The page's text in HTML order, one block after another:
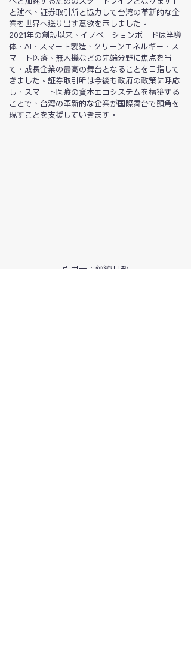
と述べ、証券取引所と協力して台湾の革新的な企
業を世界へ送り出す意欲を示しました。
2021年の創設以来、イノベーションボードは半導
体、AI、スマート製造、クリーンエネルギー、ス
マート医療、無人機などの先端分野に焦点を当
て、成長企業の最高の舞台となることを目指して
きました。証券取引所は今後も政府の政策に呼応
し、スマート医療の資本エコシステムを構築する
ことで、台湾の革新的な企業が国際舞台で頭角を
現すことを支援していきます。
引用元：經濟日報